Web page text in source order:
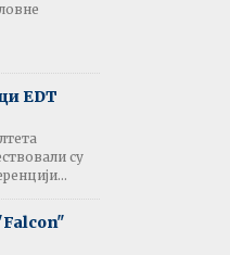
EDT
су